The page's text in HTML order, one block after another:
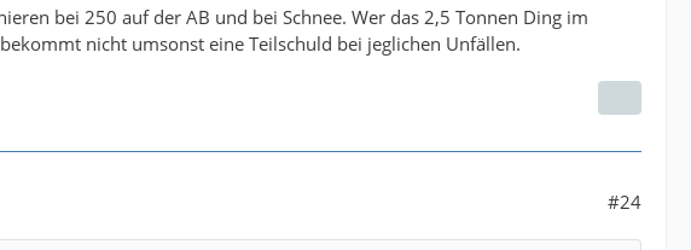
bei 250 auf der AB und bei Schnee. Wer das 2,5 Tonnen Ding im
nicht umsonst eine Teilschuld bei jeglichen Unfällen.
#24